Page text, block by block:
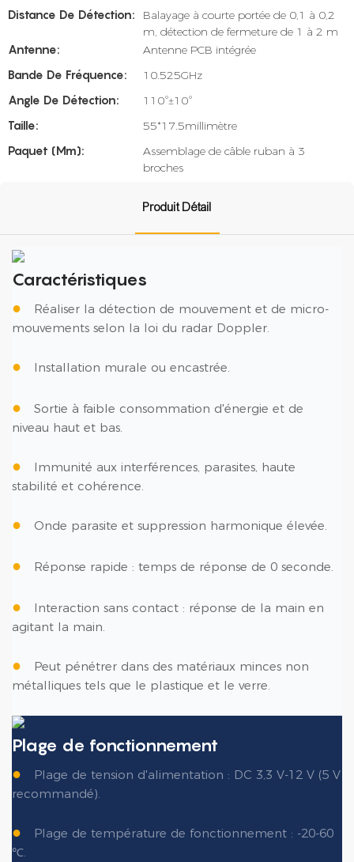
Distance De Détection:
Balayage à courte portée de 0,1 à 0,2
m, détection de fermeture de 1 à 2 m
Antenne:
Antenne PCB intégrée
Bande De Fréquence:
10.525GHz
Angle De Détection:
110°±10°
Taille:
55*17.5millimètre
Paquet (mm):
Assemblage de câble ruban à 3
broches
Produit Détail
Caractéristiques
●
Réaliser la détection de mouvement et de micro-
mouvements selon la loi du radar Doppler.
● Installation murale ou encastrée.
● Sortie à faible consommation d'énergie et de
niveau haut et bas.
●
Immunité aux interférences, parasites, haute
stabilité et cohérence.
● Onde parasite et suppression harmonique élevée.
● Réponse rapide : temps de réponse de 0 seconde.
●
Interaction sans contact : réponse de la main en
agitant la main.
●
Peut pénétrer dans des matériaux minces non
métalliques tels que le plastique et le verre.
Plage de fonctionnement
●
Plage de tension d'alimentation : DC 3,3 V-12 V (5 V
recommandé).
●
Plage de température de fonctionnement : -20-60
℃.